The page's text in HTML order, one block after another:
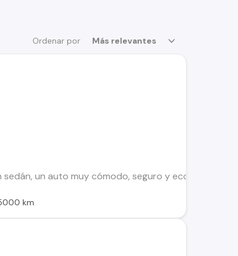
Ordenar por Más relevantes
sedán, un auto muy cómodo, seguro y económico.
km